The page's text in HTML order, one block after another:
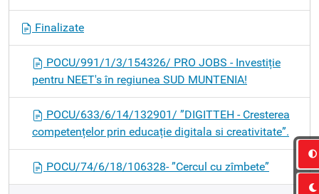
Finalizate
POCU/991/1/3/154326/ PRO JOBS - Investiție
pentru NEET's în regiunea SUD MUNTENIA!
POCU/633/6/14/132901/ ”DIGITTEH - Cresterea
competențelor prin educație digitala si creativitate”.
POCU/74/6/18/106328- ”Cercul cu zîmbete”